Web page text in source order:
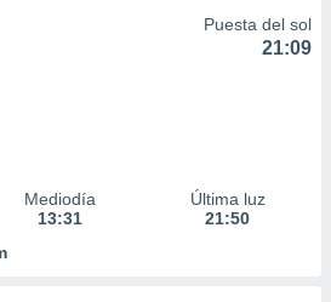
Puesta del sol
21:09
Mediodía
13:31
Última luz
21:50